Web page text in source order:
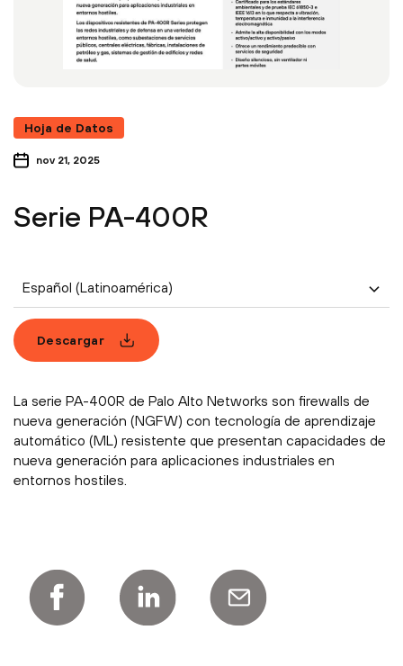
Hoja de Datos
nov 21, 2025
Serie PA-400R
Español (Latinoamérica)
Descargar
La serie PA-400R de Palo Alto Networks son firewalls de
nueva generación (NGFW) con tecnología de aprendizaje
automático (ML) resistente que presentan capacidades de
nueva generación para aplicaciones industriales en
entornos hostiles.